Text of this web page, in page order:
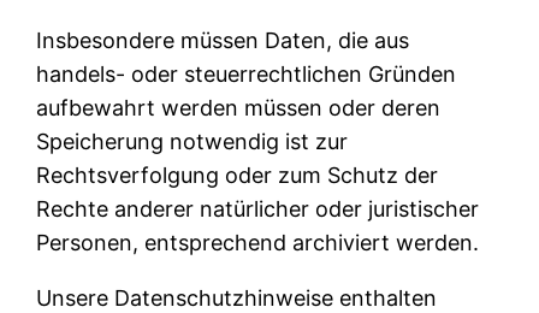
Insbesondere müssen Daten, die aus
handels- oder steuerrechtlichen Gründen
aufbewahrt werden müssen oder deren
Speicherung notwendig ist zur
Rechtsverfolgung oder zum Schutz der
Rechte anderer natürlicher oder juristischer
Personen, entsprechend archiviert werden.
Unsere Datenschutzhinweise enthalten